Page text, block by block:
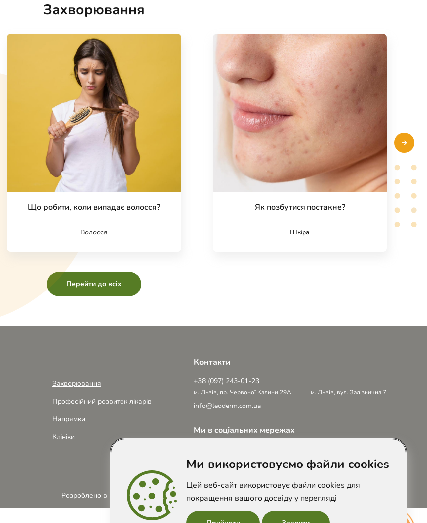
Захворювання
Що робити, коли випадає волосся?
Волосся
Як позбутися постакне?
Шкіра
Перейти до всіх
Захворювання
Професійний розвиток лікарів
Напрямки
Клініки
Контакти
+38 (097) 243-01-23
м. Львів, пр. Червоної Калини 29А м. Львів, вул. Залізнична 7
info@leoderm.com.ua
Ми в соціальних мережах
Розроблено в
Ми використовуємо файли cookies
Цей веб-сайт використовує файли cookies для
покращення вашого досвіду у перегляді